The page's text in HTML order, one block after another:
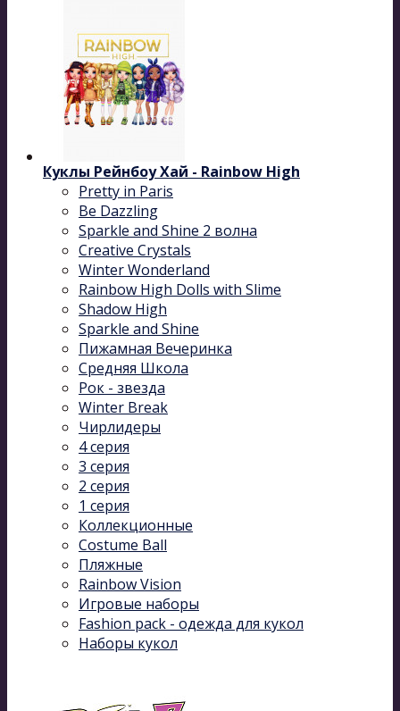
Куклы Рейнбоу Хай - Rainbow High
Pretty in Paris
Be Dazzling
Sparkle and Shine 2 волна
Сreative Сrystals
Winter Wonderland
Rainbow High Dolls with Slime
Shadow High
Sparkle and Shine
Пижамная Вечеринка
Средняя Школа
Рок - звезда
Winter Break
Чирлидеры
4 серия
3 серия
2 серия
1 серия
Коллекционные
Costume Ball
Пляжные
Rainbow Vision
Игровые наборы
Fashion pack - одежда для кукол
Наборы кукол